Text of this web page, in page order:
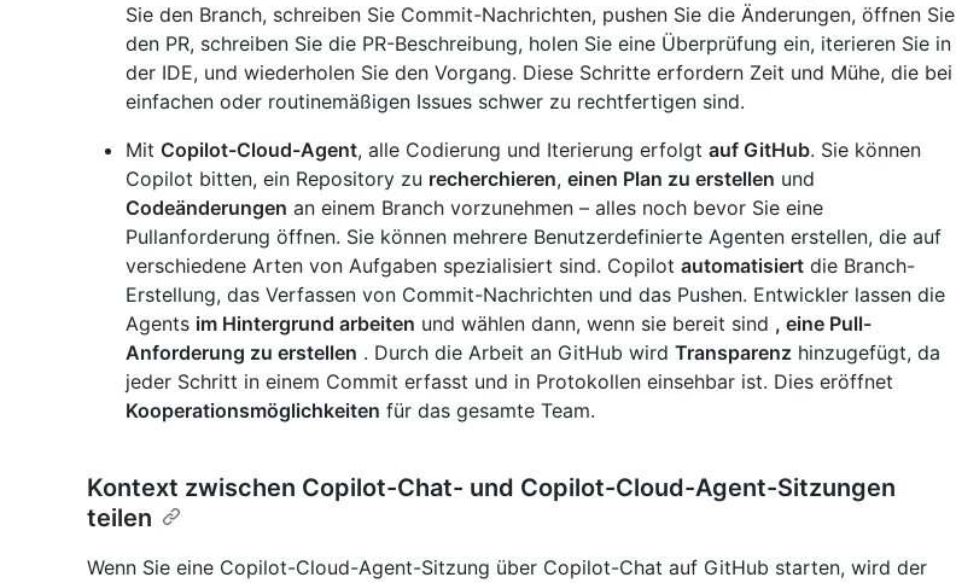
Sie den Branch, schreiben Sie Commit-Nachrichten, pushen Sie die Änderungen, öffnen Sie
den PR, schreiben Sie die PR-Beschreibung, holen Sie eine Überprüfung ein, iterieren Sie in
der IDE, und wiederholen Sie den Vorgang. Diese Schritte erfordern Zeit und Mühe, die bei
einfachen oder routinemäßigen Issues schwer zu rechtfertigen sind.
Mit Copilot-Cloud-Agent, alle Codierung und Iterierung erfolgt auf GitHub. Sie können
Copilot bitten, ein Repository zu recherchieren, einen Plan zu erstellen und
Codeänderungen an einem Branch vorzunehmen – alles noch bevor Sie eine
Pullanforderung öffnen. Sie können mehrere Benutzerdefinierte Agenten erstellen, die auf
verschiedene Arten von Aufgaben spezialisiert sind. Copilot automatisiert die Branch-
Erstellung, das Verfassen von Commit-Nachrichten und das Pushen. Entwickler lassen die
Agents im Hintergrund arbeiten und wählen dann, wenn sie bereit sind , eine Pull-
Anforderung zu erstellen . Durch die Arbeit an GitHub wird Transparenz hinzugefügt, da
jeder Schritt in einem Commit erfasst und in Protokollen einsehbar ist. Dies eröffnet
Kooperationsmöglichkeiten für das gesamte Team.
Kontext zwischen Copilot-Chat- und Copilot-Cloud-Agent-Sitzungen
teilen
Wenn Sie eine Copilot-Cloud-Agent-Sitzung über Copilot-Chat auf GitHub starten, wird der